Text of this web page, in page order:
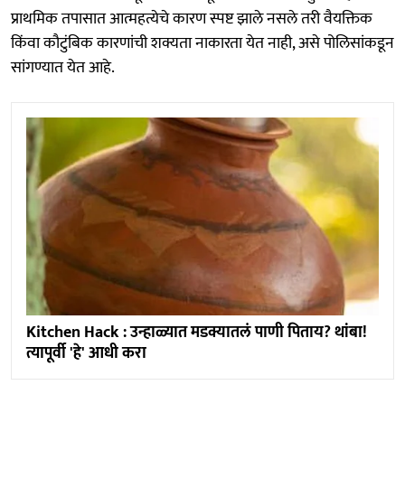
प्राथमिक तपासात आत्महत्येचे कारण स्पष्ट झाले नसले तरी वैयक्तिक
किंवा कौटुंबिक कारणांची शक्यता नाकारता येत नाही, असे पोलिसांकडून
सांगण्यात येत आहे.
Kitchen Hack : उन्हाळ्यात मडक्यातलं पाणी पिताय? थांबा!
त्यापूर्वी 'हे' आधी करा